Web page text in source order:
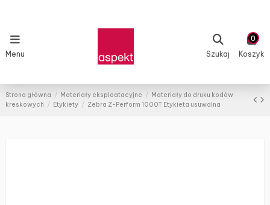
Menu Szukaj
0
Koszyk
Strona główna Materiały eksploatacyjne
Materiały do druku kodów
kreskowych
Etykiety Zebra Z-Perform 1000T Etykieta usuwalna